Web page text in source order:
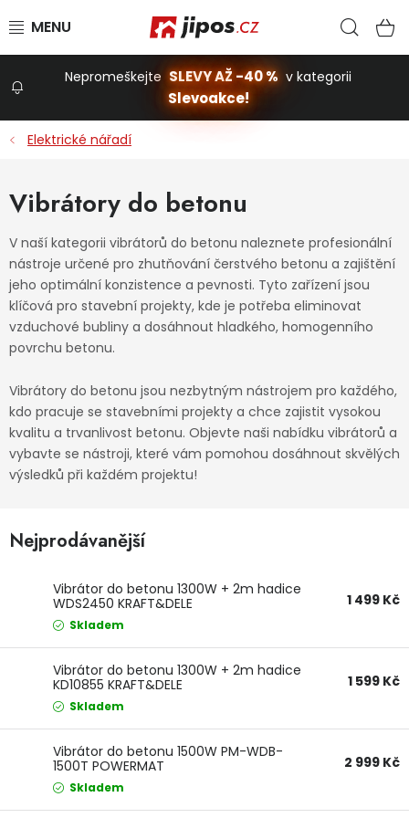
Stavba a dům
Domácnost
Dětská hřiště
Autodoplňky
Vánoce
Ochranné pomůcky
Fotovoltaika
Výprodej
Značky
Nepromeškejte SLEVY AŽ -40 % v kategorii
Slevoakce!
Elektrické nářadí
Vibrátory do betonu
V naší kategorii vibrátorů do betonu naleznete profesionální
nástroje určené pro zhutňování čerstvého betonu a zajištění
jeho optimální konzistence a pevnosti. Tyto zařízení jsou
klíčová pro stavební projekty, kde je potřeba eliminovat
vzduchové bubliny a dosáhnout hladkého, homogenního
povrchu betonu.
Vibrátory do betonu jsou nezbytným nástrojem pro každého,
kdo pracuje se stavebními projekty a chce zajistit vysokou
kvalitu a trvanlivost betonu. Objevte naši nabídku vibrátorů a
vybavte se nástroji, které vám pomohou dosáhnout skvělých
výsledků při každém projektu!
Nejprodávanější
Vibrátor do betonu 1300W + 2m hadice
WDS2450 KRAFT&DELE
1 499 Kč
Skladem
Vibrátor do betonu 1300W + 2m hadice
KD10855 KRAFT&DELE
1 599 Kč
Skladem
Vibrátor do betonu 1500W PM-WDB-
1500T POWERMAT
2 999 Kč
Skladem